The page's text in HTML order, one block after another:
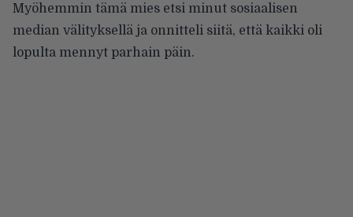
Myöhemmin tämä mies etsi minut sosiaalisen
median välityksellä ja onnitteli siitä, että kaikki oli
lopulta mennyt parhain päin.